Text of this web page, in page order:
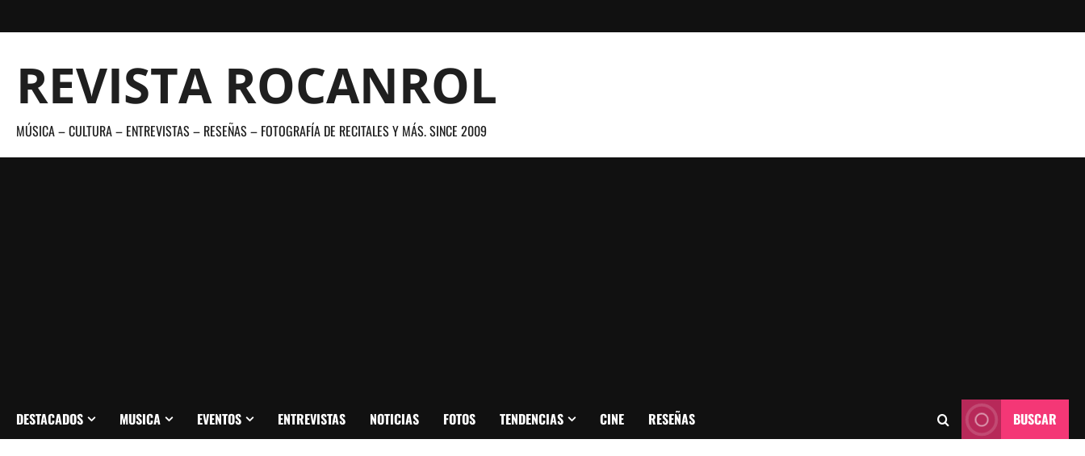
al
REVISTA ROCANROL
MÚSICA – CULTURA – ENTREVISTAS – RESEÑAS – FOTOGRAFÍA DE RECITALES Y MÁS. SINCE 2009
DESTACADOS MUSICA EVENTOS ENTREVISTAS NOTICIAS FOTOS TENDENCIAS CINE RESEÑAS BUSCAR